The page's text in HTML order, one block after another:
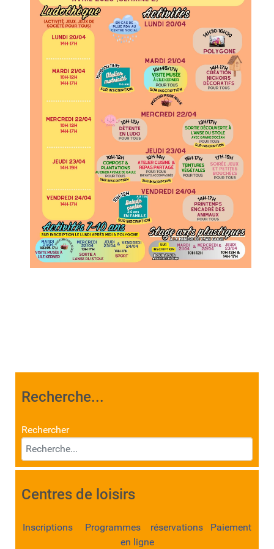
Recherche...
Rechercher
Centres de loisirs
Inscriptions Programmes réservations Paiement
en ligne